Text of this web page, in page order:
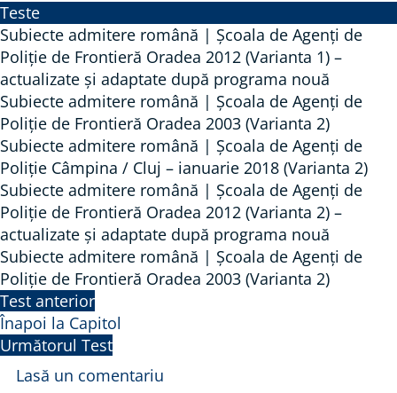
Teste
Subiecte admitere română | Școala de Agenți de
Poliție de Frontieră Oradea 2012 (Varianta 1) –
actualizate și adaptate după programa nouă
Subiecte admitere română | Școala de Agenți de
Poliție de Frontieră Oradea 2003 (Varianta 2)
Subiecte admitere română | Școala de Agenți de
Poliție Câmpina / Cluj – ianuarie 2018 (Varianta 2)
Subiecte admitere română | Școala de Agenți de
Poliție de Frontieră Oradea 2012 (Varianta 2) –
actualizate și adaptate după programa nouă
Subiecte admitere română | Școala de Agenți de
Poliție de Frontieră Oradea 2003 (Varianta 2)
Test anterior
Înapoi la Capitol
Următorul Test
Lasă un comentariu